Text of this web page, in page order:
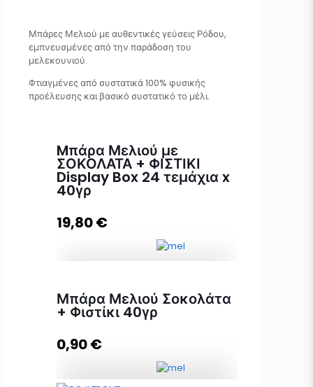
Μπάρες Μελιού με αυθεντικές γεύσεις Ρόδου,
εμπνευσμένες από την παράδοση του
μελεκουνιού.
Φτιαγμένες από συστατικά 100% φυσικής
προέλευσης και βασικό συστατικό το μέλι.
Mπάρα Μελιού με
ΣΟΚΟΛΑΤΑ + ΦΙΣΤΙΚΙ
Display Box 24 τεμάχια x
40γρ
19,80€
Mπάρα Μελιού με ΣΟΚΟΛΑΤΑ +
ΦΙΣΤΙΚΙ Display Box 24 τεμάχια x
40γρ ποσότητα
Προσθήκη στο καλάθι
Μπάρα Μελιού Σοκολάτα
+ Φιστίκι 40γρ
0,90€